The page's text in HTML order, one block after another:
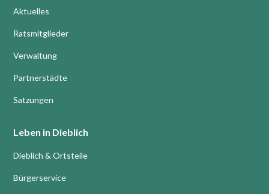
Aktuelles
Ratsmitglieder
Verwaltung
Partnerstädte
Satzungen
Leben in Dieblich
Dieblich & Ortsteile
Bürgerservice